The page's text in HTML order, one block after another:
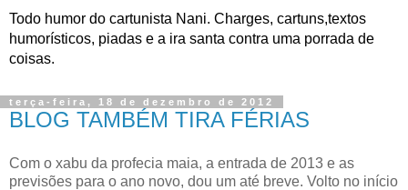
Todo humor do cartunista Nani. Charges, cartuns,textos
humorísticos, piadas e a ira santa contra uma porrada de
coisas.
terça-feira, 18 de dezembro de 2012
BLOG TAMBÉM TIRA FÉRIAS
Com o xabu da profecia maia, a entrada de 2013 e as
previsões para o ano novo, dou um até breve. Volto no início